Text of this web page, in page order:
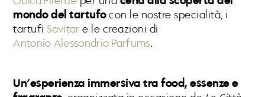
mondo del tartufocon le nostre specialità, i
tartufi Savitar e le creazioni di
Antonio Alessandria Parfums.
Un’esperienza immersiva tra food, essenze e